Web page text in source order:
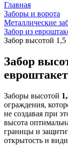
Главная
Заборы и ворота
Металлические
Забор из
Забор высотой 1,5
Забор
Заборы высотой
ограждения,
не создавая при
высота
границы и
открытость и